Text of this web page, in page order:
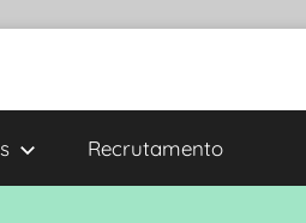
Recrutamento